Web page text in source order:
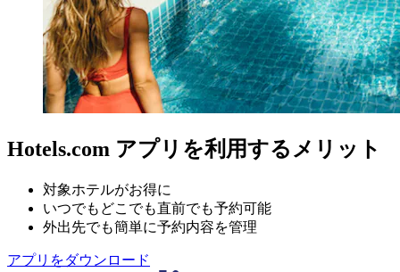
Hotels.com アプリを利用するメリット
対象ホテルがお得に
いつでもどこでも直前でも予約可能
外出先でも簡単に予約内容を管理
アプリをダウンロード